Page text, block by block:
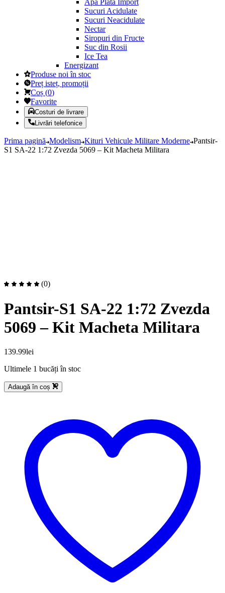
Apa Plata Import
Sucuri Acidulate
Sucuri Neacidulate
Nectar
Siropuri din Fructe
Suc din Rosii
Ice Tea
Energizant
Produse noi în stoc
Preț isteț, promoții
Coș (0)
Favorite
Costuri de livrare
Livrări telefonice
Prima pagină Modelism Kituri Vehicule Militare Moderne Pantsir-
S1 SA-22 1:72 Zvezda 5069 – Kit Macheta Militara
(0)
Pantsir-S1 SA-22 1:72 Zvezda
5069 – Kit Macheta Militara
139.99lei
Ultimele 1 bucăți în stoc
Adaugă în coș